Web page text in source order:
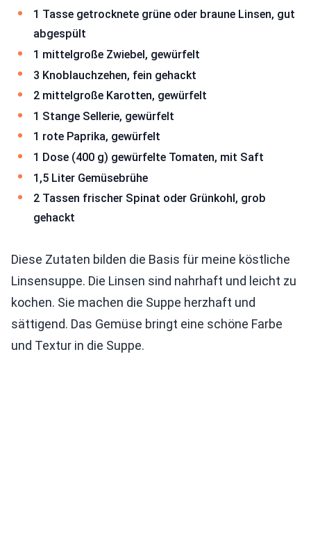
1 Tasse getrocknete grüne oder braune Linsen, gut
abgespült
1 mittelgroße Zwiebel, gewürfelt
3 Knoblauchzehen, fein gehackt
2 mittelgroße Karotten, gewürfelt
1 Stange Sellerie, gewürfelt
1 rote Paprika, gewürfelt
1 Dose (400 g) gewürfelte Tomaten, mit Saft
1,5 Liter Gemüsebrühe
2 Tassen frischer Spinat oder Grünkohl, grob
gehackt
Diese Zutaten bilden die Basis für meine köstliche
Linsensuppe. Die Linsen sind nahrhaft und leicht zu
kochen. Sie machen die Suppe herzhaft und
sättigend. Das Gemüse bringt eine schöne Farbe
und Textur in die Suppe.